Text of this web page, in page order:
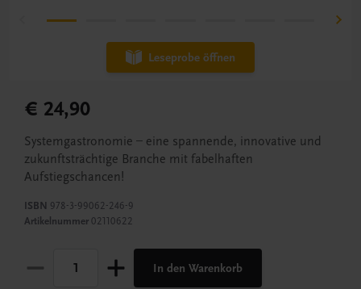
Leseprobe öffnen
€ 24,90
Systemgastronomie – eine spannende, innovative und
zukunftsträchtige Branche mit fabelhaften
Aufstiegschancen!
ISBN 978-3-99062-246-9
Artikelnummer 02110622
In den Warenkorb